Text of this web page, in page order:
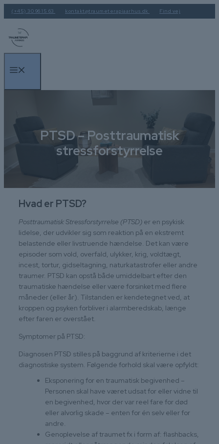
Hop
til
indhold
(+45) 30 96 15 63 kontakt@traumeterapiaarhus.dk Find vej
PTSD – Posttraumatisk
stressforstyrrelse
Hvad er PTSD?
Posttraumatisk Stressforstyrrelse (PTSD) er en psykisk
lidelse, der udvikler sig som reaktion på en ekstremt
belastende eller livstruende hændelse. Det kan være
episoder som vold, overfald, ulykker, krig, voldtægt,
incest, tortur, gidseltagning, naturkatastrofer eller andre
traumer. PTSD kan opstå både umiddelbart efter den
traumatiske hændelse eller være forsinket med flere
måneder (eller år). Tilstanden er kendetegnet ved, at
kroppen og psyken forbliver i alarmberedskab, længe
efter faren er overstået.
Symptomer på PTSD:
Diagnosen PTSD stilles på baggrund af kriterierne i det
diagnostiske system. Følgende forhold skal være opfyldt:
Eksponering for en traumatisk begivenhed –
Personen skal have været udsat for eller vidne til
en begivenhed, hvor der var reel fare for død
eller alvorlig skade – enten for én selv eller for
andre.
Genoplevelse af traumet fx i form af: flashbacks,